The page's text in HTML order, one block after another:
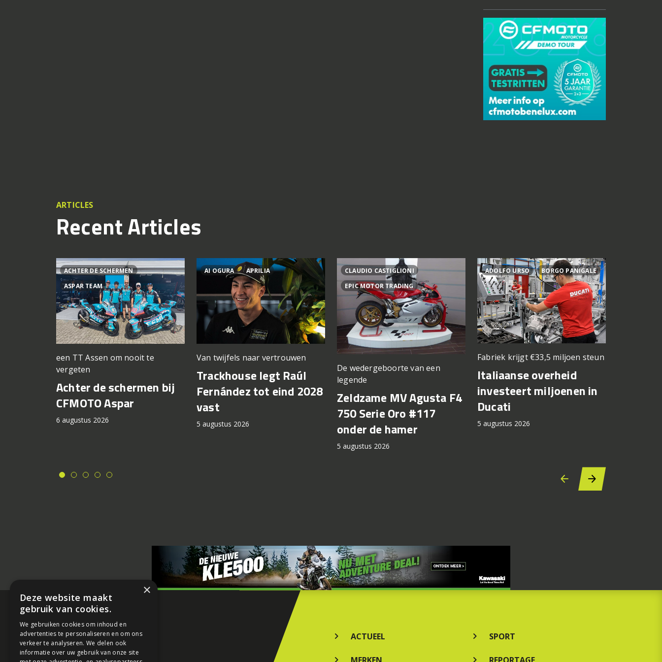
ARTICLES
Recent Articles
ACHTER DE SCHERMEN
ASPAR TEAM
een TT Assen om nooit te
vergeten
Achter de schermen bij
CFMOTO Aspar
6 augustus 2026
AI OGURA APRILIA
Van twijfels naar vertrouwen
Trackhouse legt Raúl
Fernández tot eind 2028
vast
5 augustus 2026
CLAUDIO CASTIGLIONI
EPIC MOTOR TRADING
De wedergeboorte van een
legende
Zeldzame MV Agusta F4
750 Serie Oro #117
onder de hamer
5 augustus 2026
ADOLFO URSO BORGO PANIGALE
Fabriek krijgt €33,5 miljoen steun
Italiaanse overheid
investeert miljoenen in
Ducati
5 augustus 2026
ACTUEEL SPORT
×
Deze website maakt
gebruik van cookies.
We gebruiken cookies om inhoud en
advertenties te personaliseren en om ons
verkeer te analyseren. We delen ook
informatie over uw gebruik van onze site